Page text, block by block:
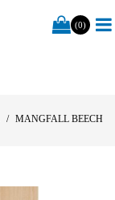
(0)
MANGFALL BEECH